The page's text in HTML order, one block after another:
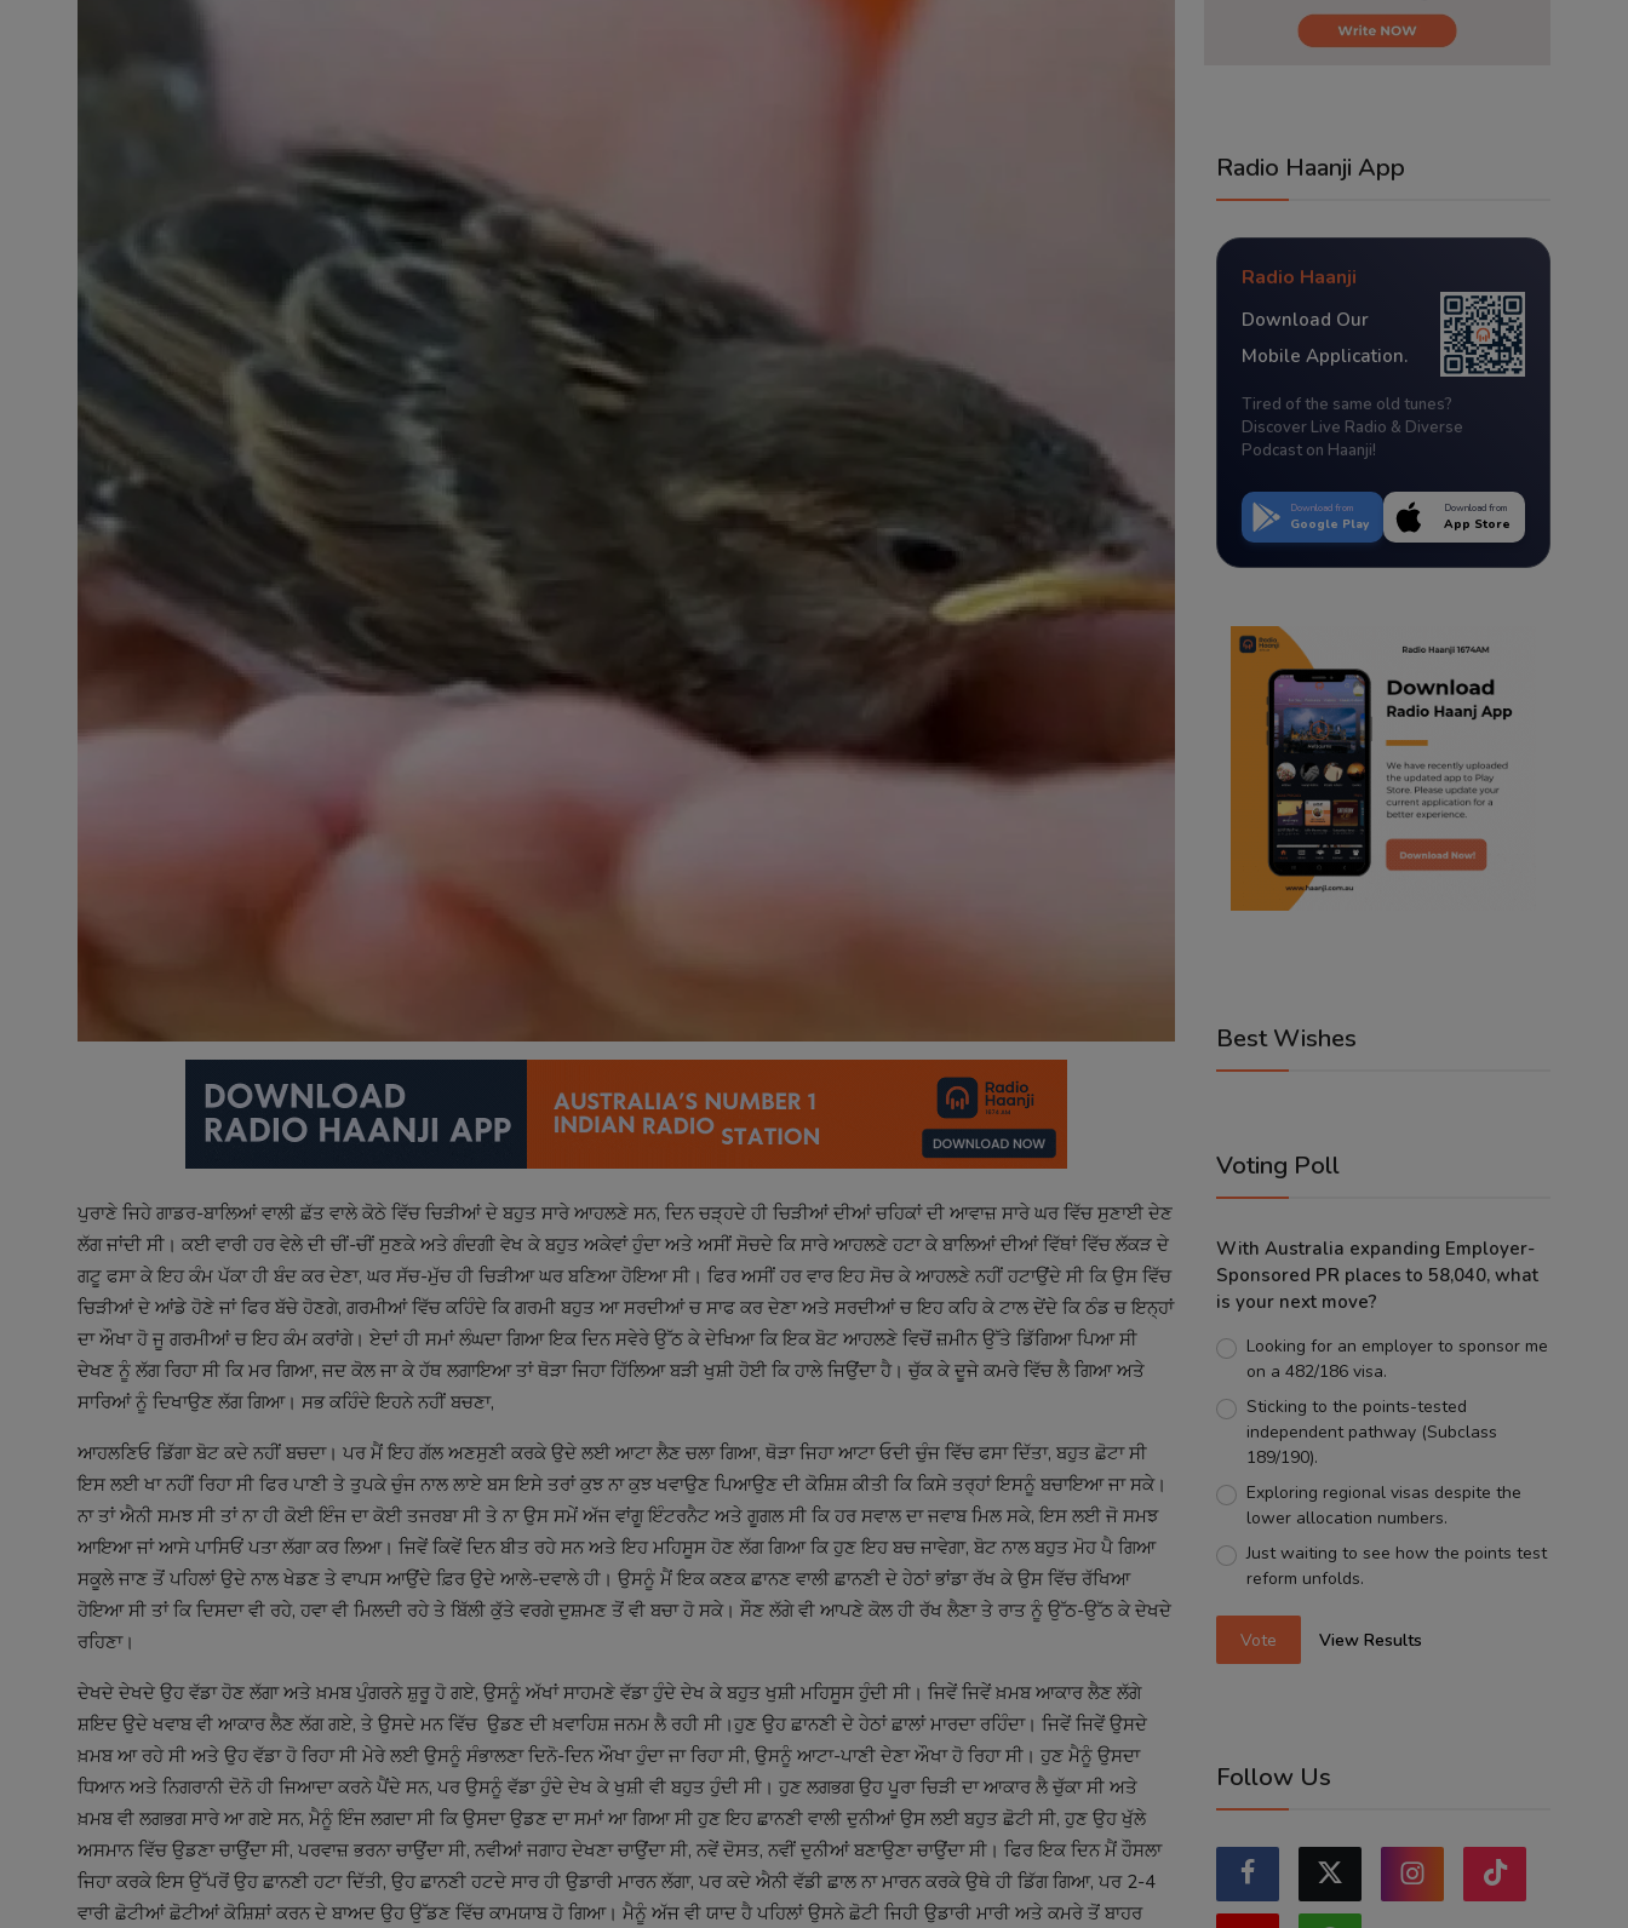
ਪੁਰਾਣੇ ਜਿਹੇ ਗਾਡਰ-ਬਾਲਿਆਂ ਵਾਲੀ ਛੱਤ ਵਾਲੇ ਕੋਠੇ ਵਿੱਚ ਚਿੜੀਆਂ ਦੇ ਬਹੁਤ ਸਾਰੇ ਆਹਲਣੇ ਸਨ, ਦਿਨ ਚੜ੍ਹਦੇ ਹੀ ਚਿੜੀਆਂ ਦੀਆਂ ਚਹਿਕਾਂ ਦੀ ਆਵਾਜ਼ ਸਾਰੇ ਘਰ ਵਿੱਚ ਸੁਣਾਈ ਦੇਣ
ਲੱਗ ਜਾਂਦੀ ਸੀ। ਕਈ ਵਾਰੀ ਹਰ ਵੇਲੇ ਦੀ ਚੀਂ-ਚੀਂ ਸੁਣਕੇ ਅਤੇ ਗੰਦਗੀ ਵੇਖ ਕੇ ਬਹੁਤ ਅਕੇਵਾਂ ਹੁੰਦਾ ਅਤੇ ਅਸੀਂ ਸੋਚਦੇ ਕਿ ਸਾਰੇ ਆਹਲਣੇ ਹਟਾ ਕੇ ਬਾਲਿਆਂ ਦੀਆਂ ਵਿੱਥਾਂ ਵਿੱਚ ਲੱਕੜ ਦੇ
ਗਟੂ ਫਸਾ ਕੇ ਇਹ ਕੰਮ ਪੱਕਾ ਹੀ ਬੰਦ ਕਰ ਦੇਣਾ, ਘਰ ਸੱਚ-ਮੁੱਚ ਹੀ ਚਿੜੀਆ ਘਰ ਬਣਿਆ ਹੋਇਆ ਸੀ। ਫਿਰ ਅਸੀਂ ਹਰ ਵਾਰ ਇਹ ਸੋਚ ਕੇ ਆਹਲਣੇ ਨਹੀਂ ਹਟਾਉਂਦੇ ਸੀ ਕਿ ਉਸ ਵਿੱਚ
ਚਿੜੀਆਂ ਦੇ ਆਂਡੇ ਹੋਣੇ ਜਾਂ ਫਿਰ ਬੱਚੇ ਹੋਣਗੇ, ਗਰਮੀਆਂ ਵਿੱਚ ਕਹਿੰਦੇ ਕਿ ਗਰਮੀ ਬਹੁਤ ਆ ਸਰਦੀਆਂ ਚ ਸਾਫ ਕਰ ਦੇਣਾ ਅਤੇ ਸਰਦੀਆਂ ਚ ਇਹ ਕਹਿ ਕੇ ਟਾਲ ਦੇਂਦੇ ਕਿ ਠੰਡ ਚ ਇਨ੍ਹਾਂ
ਦਾ ਔਖਾ ਹੋ ਜੂ ਗਰਮੀਆਂ ਚ ਇਹ ਕੰਮ ਕਰਾਂਗੇ। ਏਦਾਂ ਹੀ ਸਮਾਂ ਲੰਘਦਾ ਗਿਆ ਇਕ ਦਿਨ ਸਵੇਰੇ ਉੱਠ ਕੇ ਦੇਖਿਆ ਕਿ ਇਕ ਬੋਟ ਆਹਲਣੇ ਵਿਚੋਂ ਜ਼ਮੀਨ ਉੱਤੇ ਡਿੱਗਿਆ ਪਿਆ ਸੀ
ਦੇਖਣ ਨੂੰ ਲੱਗ ਰਿਹਾ ਸੀ ਕਿ ਮਰ ਗਿਆ, ਜਦ ਕੋਲ ਜਾ ਕੇ ਹੱਥ ਲਗਾਇਆ ਤਾਂ ਥੋੜਾ ਜਿਹਾ ਹਿੱਲਿਆ ਬੜੀ ਖੁਸ਼ੀ ਹੋਈ ਕਿ ਹਾਲੇ ਜਿਉਂਦਾ ਹੈ। ਚੁੱਕ ਕੇ ਦੂਜੇ ਕਮਰੇ ਵਿੱਚ ਲੈ ਗਿਆ ਅਤੇ
ਸਾਰਿਆਂ ਨੂੰ ਦਿਖਾਉਣ ਲੱਗ ਗਿਆ। ਸਭ ਕਹਿੰਦੇ ਇਹਨੇ ਨਹੀਂ ਬਚਣਾ,
ਆਹਲਣਿਓ ਡਿੱਗਾ ਬੋਟ ਕਦੇ ਨਹੀਂ ਬਚਦਾ। ਪਰ ਮੈਂ ਇਹ ਗੱਲ ਅਣਸੁਣੀ ਕਰਕੇ ਉਦੇ ਲਈ ਆਟਾ ਲੈਣ ਚਲਾ ਗਿਆ, ਥੋੜਾ ਜਿਹਾ ਆਟਾ ਓਦੀ ਚੁੰਜ ਵਿੱਚ ਫਸਾ ਦਿੱਤਾ, ਬਹੁਤ ਛੋਟਾ ਸੀ
ਇਸ ਲਈ ਖਾ ਨਹੀਂ ਰਿਹਾ ਸੀ ਫਿਰ ਪਾਣੀ ਤੇ ਤੁਪਕੇ ਚੁੰਜ ਨਾਲ ਲਾਏ ਬਸ ਇਸੇ ਤਰਾਂ ਕੁਝ ਨਾ ਕੁਝ ਖਵਾਉਣ ਪਿਆਉਣ ਦੀ ਕੋਸ਼ਿਸ਼ ਕੀਤੀ ਕਿ ਕਿਸੇ ਤਰ੍ਹਾਂ ਇਸਨੂੰ ਬਚਾਇਆ ਜਾ ਸਕੇ।
ਨਾ ਤਾਂ ਐਨੀ ਸਮਝ ਸੀ ਤਾਂ ਨਾ ਹੀ ਕੋਈ ਇੰਜ ਦਾ ਕੋਈ ਤਜਰਬਾ ਸੀ ਤੇ ਨਾ ਉਸ ਸਮੇਂ ਅੱਜ ਵਾਂਗੂ ਇੰਟਰਨੈਟ ਅਤੇ ਗੂਗਲ ਸੀ ਕਿ ਹਰ ਸਵਾਲ ਦਾ ਜਵਾਬ ਮਿਲ ਸਕੇ, ਇਸ ਲਈ ਜੋ ਸਮਝ
ਆਇਆ ਜਾਂ ਆਸੇ ਪਾਸਿਓਂ ਪਤਾ ਲੱਗਾ ਕਰ ਲਿਆ। ਜਿਵੇਂ ਕਿਵੇਂ ਦਿਨ ਬੀਤ ਰਹੇ ਸਨ ਅਤੇ ਇਹ ਮਹਿਸੂਸ ਹੋਣ ਲੱਗ ਗਿਆ ਕਿ ਹੁਣ ਇਹ ਬਚ ਜਾਵੇਗਾ, ਬੋਟ ਨਾਲ ਬਹੁਤ ਮੋਹ ਪੈ ਗਿਆ
ਸਕੂਲੇ ਜਾਣ ਤੋਂ ਪਹਿਲਾਂ ਉਦੇ ਨਾਲ ਖੇਡਣ ਤੇ ਵਾਪਸ ਆਉਂਦੇ ਫ਼ਿਰ ਉਦੇ ਆਲੇ-ਦਵਾਲੇ ਹੀ। ਉਸਨੂੰ ਮੈਂ ਇਕ ਕਣਕ ਛਾਨਣ ਵਾਲੀ ਛਾਨਣੀ ਦੇ ਹੇਠਾਂ ਭਾਂਡਾ ਰੱਖ ਕੇ ਉਸ ਵਿੱਚ ਰੱਖਿਆ
ਹੋਇਆ ਸੀ ਤਾਂ ਕਿ ਦਿਸਦਾ ਵੀ ਰਹੇ, ਹਵਾ ਵੀ ਮਿਲਦੀ ਰਹੇ ਤੇ ਬਿੱਲੀ ਕੁੱਤੇ ਵਰਗੇ ਦੁਸ਼ਮਣ ਤੋਂ ਵੀ ਬਚਾ ਹੋ ਸਕੇ। ਸੌਣ ਲੱਗੇ ਵੀ ਆਪਣੇ ਕੋਲ ਹੀ ਰੱਖ ਲੈਣਾ ਤੇ ਰਾਤ ਨੂੰ ਉੱਠ-ਉੱਠ ਕੇ ਦੇਖਦੇ
ਰਹਿਣਾ।
ਦੇਖਦੇ ਦੇਖਦੇ ਉਹ ਵੱਡਾ ਹੋਣ ਲੱਗਾ ਅਤੇ ਖ਼ਮਬ ਪੁੰਗਰਨੇ ਸ਼ੁਰੂ ਹੋ ਗਏ, ਉਸਨੂੰ ਅੱਖਾਂ ਸਾਹਮਣੇ ਵੱਡਾ ਹੁੰਦੇ ਦੇਖ ਕੇ ਬਹੁਤ ਖੁਸ਼ੀ ਮਹਿਸੂਸ ਹੁੰਦੀ ਸੀ। ਜਿਵੇਂ ਜਿਵੇਂ ਖ਼ਮਬ ਆਕਾਰ ਲੈਣ ਲੱਗੇ
ਸ਼ਇਦ ਉਦੇ ਖਵਾਬ ਵੀ ਆਕਾਰ ਲੈਣ ਲੱਗ ਗਏ, ਤੇ ਉਸਦੇ ਮਨ ਵਿੱਚ ਉਡਣ ਦੀ ਖ਼ਵਾਹਿਸ਼ ਜਨਮ ਲੈ ਰਹੀ ਸੀ।ਹੁਣ ਉਹ ਛਾਨਣੀ ਦੇ ਹੇਠਾਂ ਛਾਲਾਂ ਮਾਰਦਾ ਰਹਿੰਦਾ। ਜਿਵੇਂ ਜਿਵੇਂ ਉਸਦੇ
ਖ਼ਮਬ ਆ ਰਹੇ ਸੀ ਅਤੇ ਉਹ ਵੱਡਾ ਹੋ ਰਿਹਾ ਸੀ ਮੇਰੇ ਲਈ ਉਸਨੂੰ ਸੰਭਾਲਣਾ ਦਿਨੋ-ਦਿਨ ਔਖਾ ਹੁੰਦਾ ਜਾ ਰਿਹਾ ਸੀ, ਉਸਨੂੰ ਆਟਾ-ਪਾਣੀ ਦੇਣਾ ਔਖਾ ਹੋ ਰਿਹਾ ਸੀ। ਹੁਣ ਮੈਨੂੰ ਉਸਦਾ
ਧਿਆਨ ਅਤੇ ਨਿਗਰਾਨੀ ਦੋਨੋ ਹੀ ਜਿਆਦਾ ਕਰਨੇ ਪੈਂਦੇ ਸਨ, ਪਰ ਉਸਨੂੰ ਵੱਡਾ ਹੁੰਦੇ ਦੇਖ ਕੇ ਖੁਸ਼ੀ ਵੀ ਬਹੁਤ ਹੁੰਦੀ ਸੀ। ਹੁਣ ਲਗਭਗ ਉਹ ਪੂਰਾ ਚਿੜੀ ਦਾ ਆਕਾਰ ਲੈ ਚੁੱਕਾ ਸੀ ਅਤੇ
ਖ਼ਮਬ ਵੀ ਲਗਭਗ ਸਾਰੇ ਆ ਗਏ ਸਨ, ਮੈਨੂੰ ਇੰਜ ਲਗਦਾ ਸੀ ਕਿ ਉਸਦਾ ਉਡਣ ਦਾ ਸਮਾਂ ਆ ਗਿਆ ਸੀ ਹੁਣ ਇਹ ਛਾਨਣੀ ਵਾਲੀ ਦੁਨੀਆਂ ਉਸ ਲਈ ਬਹੁਤ ਛੋਟੀ ਸੀ, ਹੁਣ ਉਹ ਖੁੱਲੇ
ਅਸਮਾਨ ਵਿੱਚ ਉਡਣਾ ਚਾਉਂਦਾ ਸੀ, ਪਰਵਾਜ਼ ਭਰਨਾ ਚਾਉਂਦਾ ਸੀ, ਨਵੀਆਂ ਜਗਾਹ ਦੇਖਣਾ ਚਾਉਂਦਾ ਸੀ, ਨਵੇਂ ਦੋਸਤ, ਨਵੀਂ ਦੁਨੀਆਂ ਬਣਾਉਣਾ ਚਾਉਂਦਾ ਸੀ। ਫਿਰ ਇਕ ਦਿਨ ਮੈਂ ਹੌਸਲਾ
ਜਿਹਾ ਕਰਕੇ ਇਸ ਉੱਪਰੋਂ ਉਹ ਛਾਨਣੀ ਹਟਾ ਦਿੱਤੀ, ਉਹ ਛਾਨਣੀ ਹਟਦੇ ਸਾਰ ਹੀ ਉਡਾਰੀ ਮਾਰਨ ਲੱਗਾ, ਪਰ ਕਦੇ ਐਨੀ ਵੱਡੀ ਛਾਲ ਨਾ ਮਾਰਨ ਕਰਕੇ ਉਥੇ ਹੀ ਡਿੱਗ ਗਿਆ, ਪਰ 2-4
ਵਾਰੀ ਛੋਟੀਆਂ ਛੋਟੀਆਂ ਕੋਸ਼ਿਸ਼ਾਂ ਕਰਨ ਦੇ ਬਾਅਦ ਉਹ ਉੱਡਣ ਵਿੱਚ ਕਾਮਯਾਬ ਹੋ ਗਿਆ। ਮੈਨੂੰ ਅੱਜ ਵੀ ਯਾਦ ਹੈ ਪਹਿਲਾਂ ਉਸਨੇ ਛੋਟੀ ਜਿਹੀ ਉਡਾਰੀ ਮਾਰੀ ਅਤੇ ਕਮਰੇ ਤੋਂ ਬਾਹਰ
Radio Haanji App
Radio Haanji
Download Our
Mobile Application.
Tired of the same old tunes?
Discover Live Radio & Diverse
Podcast on Haanji!
Download from
Google Play
Download from
App Store
Best Wishes
Voting Poll
With Australia expanding Employer-
Sponsored PR places to 58,040, what
is your next move?
Looking for an employer to sponsor me
on a 482/186 visa.
Sticking to the points-tested
independent pathway (Subclass
189/190).
Exploring regional visas despite the
lower allocation numbers.
Just waiting to see how the points test
reform unfolds.
Vote View Results
Follow Us